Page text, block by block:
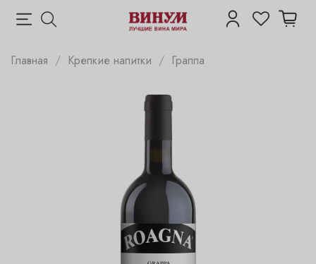
Главная Крепкие напитки Граппа